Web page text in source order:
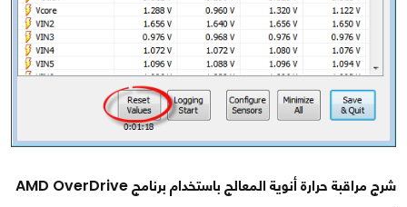
شرج مراقبة حرارة أنوية المعالج باستخدام برنامج AMD OverDrive